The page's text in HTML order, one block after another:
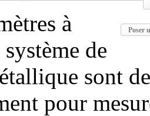
Poser
à
de
sont
pour